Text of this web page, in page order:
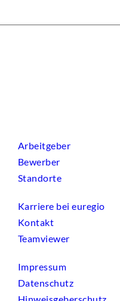
Arbeitgeber
Bewerber
Standorte
Karriere bei euregio
Kontakt
Teamviewer
Impressum
Datenschutz